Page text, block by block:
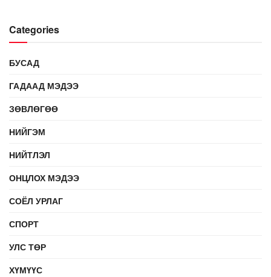
Categories
БУСАД
ГАДААД МЭДЭЭ
ЗӨВЛӨГӨӨ
НИЙГЭМ
НИЙТЛЭЛ
ОНЦЛОХ МЭДЭЭ
СОЁЛ УРЛАГ
СПОРТ
УЛС ТӨР
ХҮМҮҮС